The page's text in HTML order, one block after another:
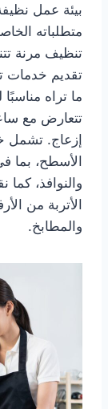
بيئة عمل
متطلباته
تنظيف مرنة
تقديم خدمات
ما تراه
تتعارض مع
إزعاج. تشمل
الأسطح، بما
والنوافذ، كما
الأتربة من
والمطابخ.